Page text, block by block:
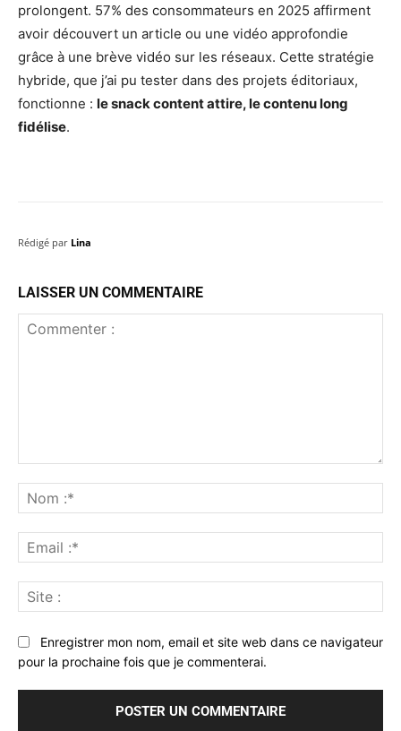
prolongent. 57% des consommateurs en 2025 affirment
avoir découvert un article ou une vidéo approfondie
grâce à une brève vidéo sur les réseaux. Cette stratégie
hybride, que j’ai pu tester dans des projets éditoriaux,
fonctionne : le snack content attire, le contenu long
fidélise.
Rédigé par Lina
LAISSER UN COMMENTAIRE
:*
:*
:
Enregistrer mon nom, email et site web dans ce navigateur
pour la prochaine fois que je commenterai.